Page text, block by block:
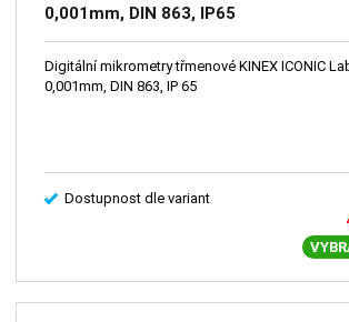
0,001mm, DIN 863, IP65
Digitální mikrometry třmenové KINEX ICONIC
0,001mm, DIN 863, IP 65
Dostupnost dle variant